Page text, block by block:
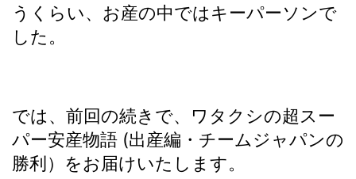
うくらい、お産の中ではキーパーソンで
した。
では、前回の続きで、ワタクシの超スー
パー安産物語 (出産編・チームジャパンの
勝利）をお届けいたします。